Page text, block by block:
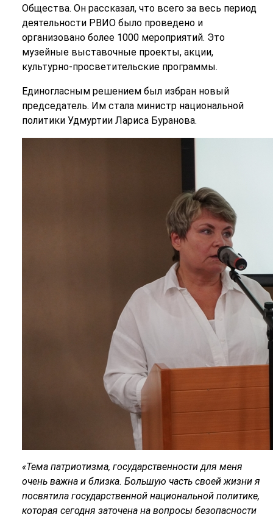
Общества. Он рассказал, что всего за весь период
деятельности РВИО было проведено и
организовано более 1000 мероприятий. Это
музейные выставочные проекты, акции,
культурно-просветительские программы.
Единогласным решением был избран новый
председатель. Им стала министр национальной
политики Удмуртии Лариса Буранова.
«Тема патриотизма, государственности для меня
очень важна и близка. Большую часть своей жизни я
посвятила государственной национальной политике,
которая сегодня заточена на вопросы безопасности